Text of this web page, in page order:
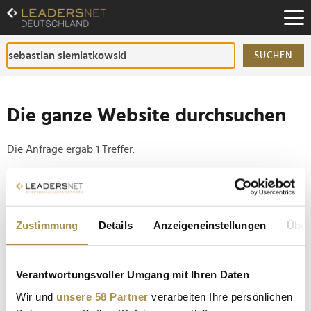
Zustimmung Details Anzeigeneinstellungen
Verantwortungsvoller Umgang mit Ihren Daten
Wir und unsere 58 Partner verarbeiten Ihre persönlichen
Zum
Inhalt
Zur
Fußzeilen-
Navigation
SUCHEN
Die ganze Website durchsuchen
Die Anfrage ergab 1 Treffer.
Tipp
Setzen Sie die gesuchten Wörter zwischen
Anführungszeichen: zb "Vorname Nachname".
Beteiligungsprogramm von Klarna wird zum
finanziellen Disaster für Mitarbeiter